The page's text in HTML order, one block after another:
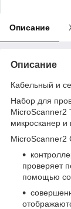
Описание
Описание
Кабельный и
Набор для
MicroScanner2
микросканер и
MicroScanner2
проверяет
помощью